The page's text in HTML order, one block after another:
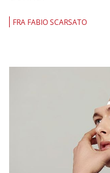
FRA FABIO SCARSATO